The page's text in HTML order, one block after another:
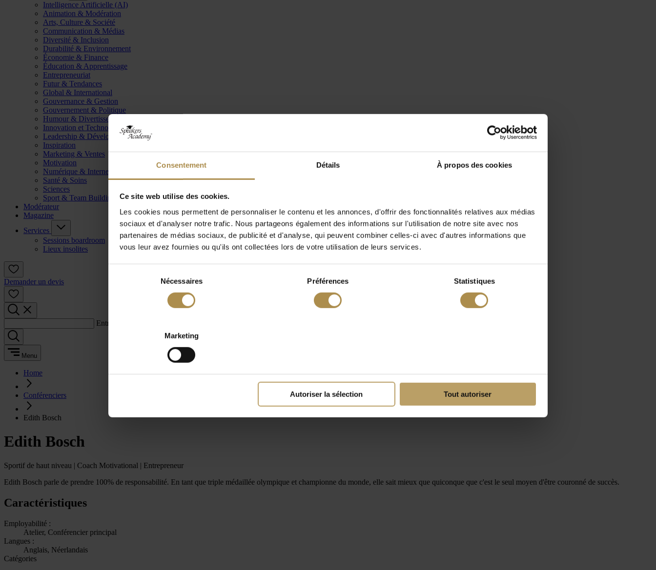
Consentement Détails À propos des cookies
Ce site web utilise des cookies.
Les cookies nous permettent de personnaliser le contenu et les annonces, d'offrir des fonctionnalités relatives aux médias
sociaux et d'analyser notre trafic. Nous partageons également des informations sur l'utilisation de notre site avec nos
partenaires de médias sociaux, de publicité et d'analyse, qui peuvent combiner celles-ci avec d'autres informations que
vous leur avez fournies ou qu'ils ont collectées lors de votre utilisation de leurs services.
Nécessaires Préférences Statistiques
Marketing
Autoriser la sélection Tout autoriser
Intelligence Artificielle (AI)
Animation & Modération
Arts, Culture & Société
Communication & Médias
Diversité & Inclusion
Durabilité & Environnement
Économie & Finance
Éducation & Apprentissage
Entrepreneuriat
Futur & Tendances
Global & International
Gouvernance & Gestion
Gouvernement & Politique
Humour & Divertissement
Innovation et Technologie
Leadership & Développement
Inspiration
Marketing & Ventes
Motivation
Numérique & Internet
Santé & Soins
Sciences
Sport & Team Building
Modérateur
Magazine
Services
Sessions boardroom
Lieux insolites
Demander un devis
Entrez un terme de recherche :
Menu
Home
Conférenciers
Edith Bosch
Edith Bosch
Sportif de haut niveau | Coach Motivational | Entrepreneur
Edith Bosch parle de prendre 100% de responsabilité. En tant que triple médaillée olympique et championne du monde, elle sait mieux que quiconque que c'est le seul moyen d'être couronné de succès.
Caractéristiques
Employabilité :
Atelier, Conférencier principal
Langues :
Anglais, Néerlandais
Catégories